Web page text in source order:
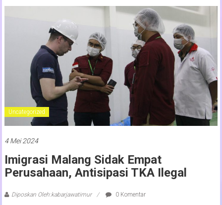
Timur
Uncategorized
4 Mei 2024
Imigrasi Malang Sidak Empat
Perusahaan, Antisipasi TKA Ilegal
Diposkan Oleh:kabarjawatimur 0 Komentar